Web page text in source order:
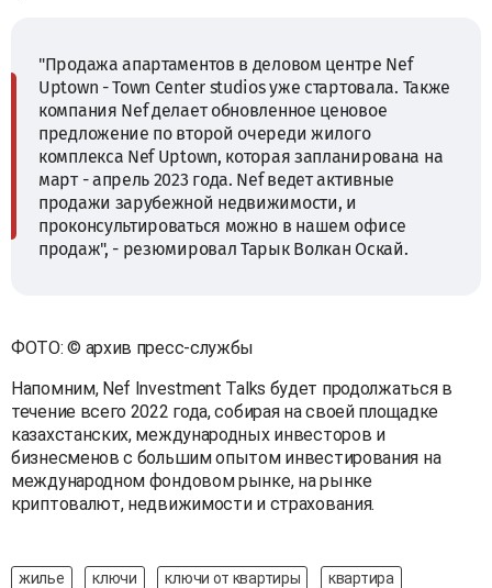
"Продажа апартаментов в деловом центре Nef
Uptown - Town Center studios уже стартовала. Также
компания Nef делает обновленное ценовое
предложение по второй очереди жилого
комплекса Nef Uptown, которая запланирована на
март - апрель 2023 года. Nef ведет активные
продажи зарубежной недвижимости, и
проконсультироваться можно в нашем офисе
продаж", - резюмировал Тарык Волкан Оскай.
ФОТО: © архив пресс-службы
Напомним, Nef Investment Talks будет продолжаться в
течение всего 2022 года, собирая на своей площадке
казахстанских, международных инвесторов и
бизнесменов с большим опытом инвестирования на
международном фондовом рынке, на рынке
криптовалют, недвижимости и страхования.
жилье ключи ключи от квартиры
квартира